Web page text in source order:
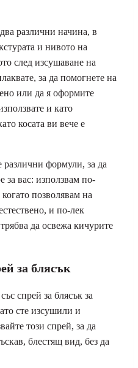
различни начина, в
и нивото на
след изсушаване на
за да помогнете на
или да я оформите
и като
косата ви вече е
формули, за да
за вас: използвам по-
позволявам на
и по-лек
да освежа кичурите
за блясък
спрей за блясък за
сте изсушили и
този спрей, за да
блестящ вид, без да